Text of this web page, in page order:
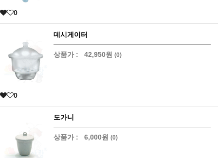
0
데시게이터
상품가 : 42,950원 (0)
0
도가니
상품가 : 6,000원 (0)